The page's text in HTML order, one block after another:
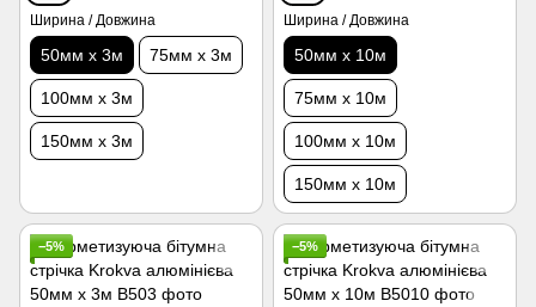
Ширина / Довжина
50мм х 3м 75мм х 3м
100мм х 3м
150мм х 3м
Ширина / Довжина
50мм х 10м
75мм х 10м
100мм х 10м
150мм х 10м
−5% −5%